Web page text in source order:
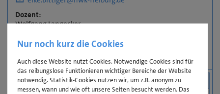
Dozent:
Wolfgang Langecker
PDF öffnen
Nutzen
Nur noch kurz die Cookies
Auch diese Website nutzt Cookies. Notwendige Cookies sind für
das reibungslose Funktionieren wichtiger Bereiche der Website
notwendig. Statistik-Cookies nutzen wir, um z.B. anonym zu
messen, wann und wie oft unsere Seiten besucht werden. Das